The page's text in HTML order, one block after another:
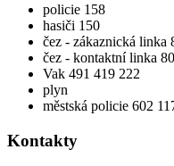
policie 158
hasiči 150
čez - zákaznická linka
čez - kontaktní linka
Vak 491 419 222
plyn
městská policie 602
Kontakty